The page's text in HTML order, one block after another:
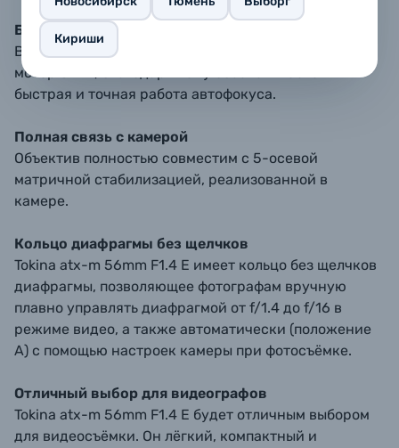
Кириши
Быстрый и тихий автофокус
В объективе Tokina atx-m 56mm F1.4 E используется
мотор ST-M, благодаря чему обеспечивается
быстрая и точная работа автофокуса.
Полная связь с камерой
Объектив полностью совместим с 5-осевой
матричной стабилизацией, реализованной в
камере.
Кольцо диафрагмы без щелчков
Tokina atx-m 56mm F1.4 E имеет кольцо без щелчков
диафрагмы, позволяющее фотографам вручную
плавно управлять диафрагмой от f/1.4 до f/16 в
режиме видео, а также автоматически (положение
A) с помощью настроек камеры при фотосъёмке.
Отличный выбор для видеографов
Tokina atx-m 56mm F1.4 E будет отличным выбором
для видеосъёмки. Он лёгкий, компактный и